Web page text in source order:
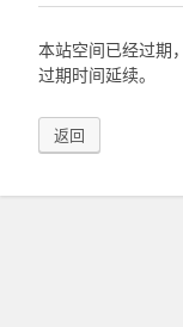
本站空间已经过期
过期时间延续。
返回